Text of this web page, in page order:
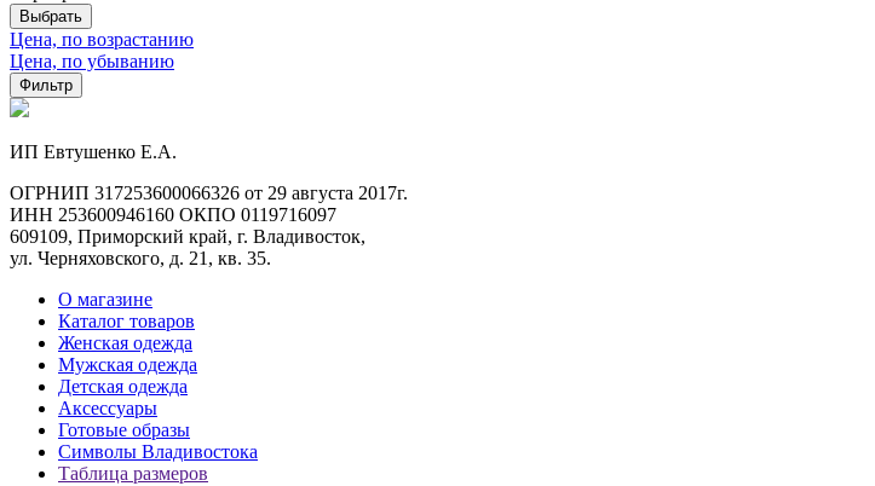
Выбрать
Цена, по возрастанию
Цена, по убыванию
Фильтр
ИП Евтушенко Е.А.
ОГРНИП 317253600066326 от 29 августа 2017г.
ИНН 253600946160 ОКПО 0119716097
609109, Приморский край, г. Владивосток,
ул. Черняховского, д. 21, кв. 35.
О магазине
Каталог товаров
Женская одежда
Мужская одежда
Детская одежда
Аксессуары
Готовые образы
Символы Владивостока
Таблица размеров